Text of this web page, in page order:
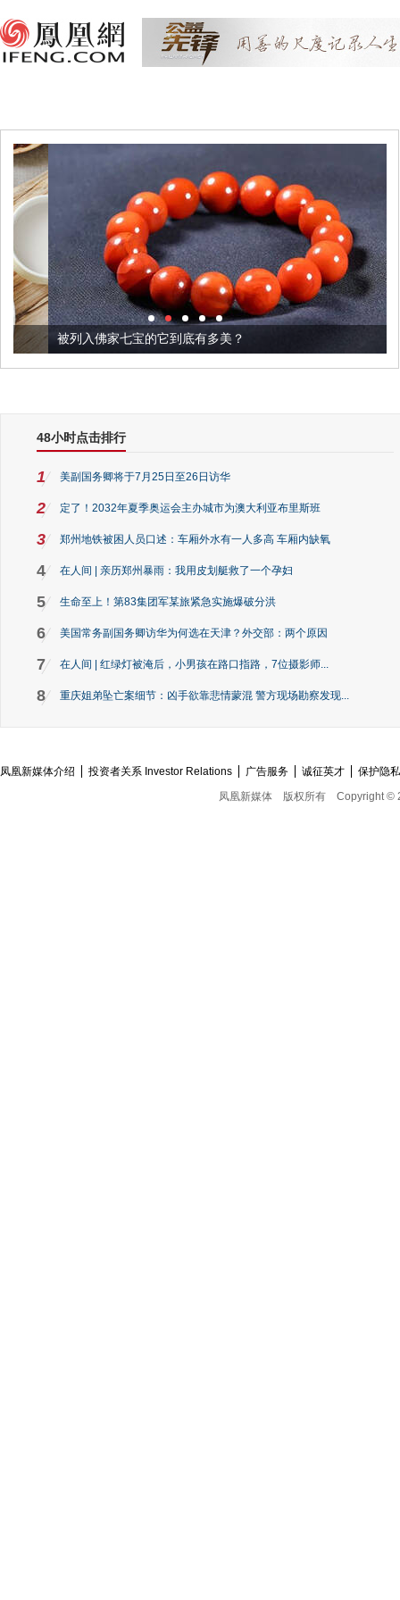
被列入佛家七宝的它到底有多美？
48小时点击排行
1 美副国务卿将于7月25日至26日访华
2 定了！2032年夏季奥运会主办城市为澳大利亚布里斯班
3 郑州地铁被困人员口述：车厢外水有一人多高 车厢内缺氧
4 在人间 | 亲历郑州暴雨：我用皮划艇救了一个孕妇
5 生命至上！第83集团军某旅紧急实施爆破分洪
6 美国常务副国务卿访华为何选在天津？外交部：两个原因
7 在人间 | 红绿灯被淹后，小男孩在路口指路，7位摄影师...
8 重庆姐弟坠亡案细节：凶手欲靠悲情蒙混 警方现场勘察发现...
凤凰新媒体介绍 投资者关系 Investor Relations 广告服务 诚征英才
保护隐
凤凰新媒体
版权所有 Copyright ©